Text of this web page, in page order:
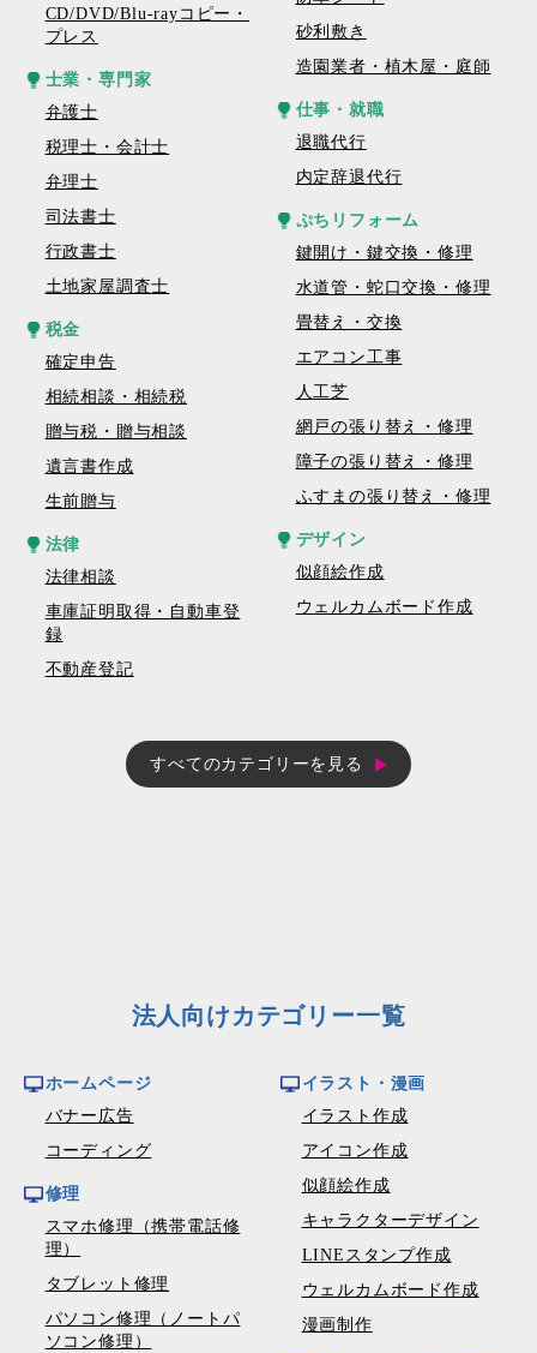
CD/DVD/Blu-rayコピー・
プレス
士業・専門家
弁護士
税理士・会計士
弁理士
司法書士
行政書士
土地家屋調査士
税金
確定申告
相続相談・相続税
贈与税・贈与相談
遺言書作成
生前贈与
法律
法律相談
車庫証明取得・自動車登
録
不動産登記
砂利敷き
造園業者・植木屋・庭師
仕事・就職
退職代行
内定辞退代行
ぷちリフォーム
鍵開け・鍵交換・修理
水道管・蛇口交換・修理
畳替え・交換
エアコン工事
人工芝
網戸の張り替え・修理
障子の張り替え・修理
ふすまの張り替え・修理
デザイン
似顔絵作成
ウェルカムボード作成
すべてのカテゴリーを見る
法人向けカテゴリー一覧
ホームページ
バナー広告
コーディング
修理
スマホ修理（携帯電話修
理）
タブレット修理
パソコン修理（ノートパ
ソコン修理）
イラスト・漫画
イラスト作成
アイコン作成
似顔絵作成
キャラクターデザイン
LINEスタンプ作成
ウェルカムボード作成
漫画制作